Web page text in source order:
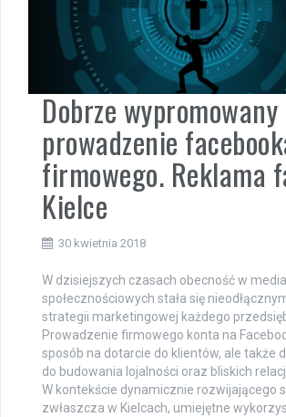
Dobrze
prowadzenie
firmowego. Reklama
Kielce
30 kwietnia 2018
W dzisiejszych czasach obecność w
społecznościowych stała się
strategii marketingowej każdego
Prowadzenie firmowego konta na
sposób na dotarcie do klientów, ale także
do budowania lojalności oraz bliskich
W kontekście dynamicznie rozwijającego
zwłaszcza w Kielcach, umiejętne